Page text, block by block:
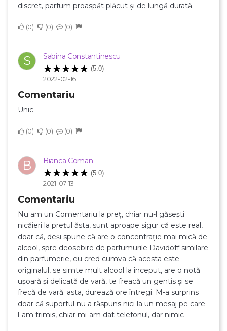
discret, parfum proaspăt plăcut și de lungă durată.
0 0 0
S Sabina Constantinescu
(5.0)
2022-02-16
Comentariu
Unic
0 0 0
B Bianca Coman
(5.0)
2021-07-13
Comentariu
Nu am un Comentariu la preț, chiar nu-l găsești
nicăieri la prețul ăsta, sunt aproape sigur că este real,
doar că, deși spune că are o concentrație mai mică de
alcool, spre deosebire de parfumurile Davidoff similare
din parfumerie, eu cred cumva că acesta este
originalul, se simte mult alcool la început, are o notă
ușoară și delicată de vară, te freacă un gentis și se
frecă de vară. asta, durează ore întregi. M-a surprins
doar că suportul nu a răspuns nici la un mesaj pe care
l-am trimis, chiar mi-am dat telefonul, dar nimic
Numele listei de dorinte